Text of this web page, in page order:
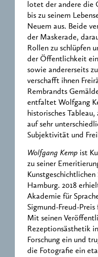
lotet der andere die
bis zu seinem
Neuem aus. Beide
der Maskerade,
Rollen zu schlüpfen
der Öffentlichkeit
sowie andererseits
verschafft ihnen
Rembrandts
entfaltet Wolfgang
historisches
auf sehr
Subjektivität und
Wolfgang Kemp ist
zu seiner
Hamburg. 2018
Akademie für
Sigmund-Freud-
Mit seinen
Rezeptionsästhetik
Forschung ein und
die Fotografie ein